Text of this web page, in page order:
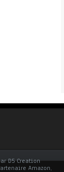
D5 Creation
Amazon,